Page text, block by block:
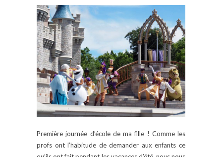
Première journée d’école de ma fille ! Comme les
profs ont l’habitude de demander aux enfants ce